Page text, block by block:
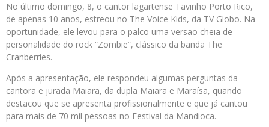
No último domingo, 8, o cantor lagartense Tavinho Porto Rico,
de apenas 10 anos, estreou no The Voice Kids, da TV Globo. Na
oportunidade, ele levou para o palco uma versão cheia de
personalidade do rock “Zombie”, clássico da banda The
Cranberries.
Após a apresentação, ele respondeu algumas perguntas da
cantora e jurada Maiara, da dupla Maiara e Maraísa, quando
destacou que se apresenta profissionalmente e que já cantou
para mais de 70 mil pessoas no Festival da Mandioca.